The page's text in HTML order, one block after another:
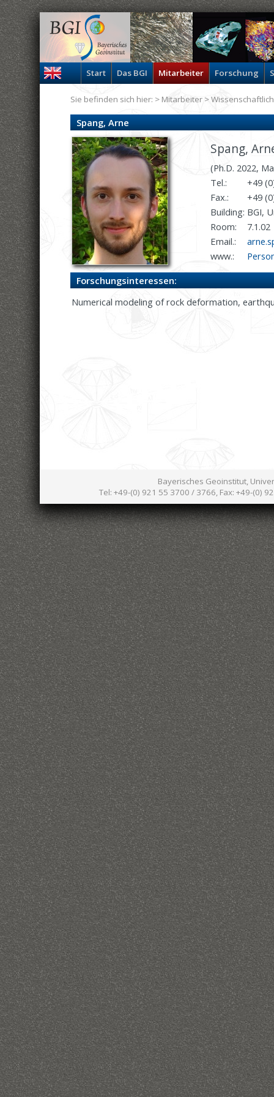
Start Das BGI Mitarbeiter Forschung
Spang, Arne
Spang,
(Ph.D. 2022,
Tel.:
+49
Fax.:
+49
Building: BGI,
Room:
7.1.02
Email.:
www.:
Forschungsinteressen:
Numerical modeling of rock deformation,
Sie befinden sich hier: > Mitarbeiter >
Bayerisches Geoinstitut,
Tel: +49-(0) 921 55 3700 / 3766, Fax: +49-(0)